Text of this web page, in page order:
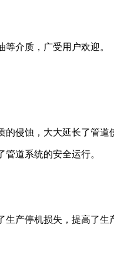
介质，广受用户欢迎。
侵蚀，大大延长了管道
道系统的安全运行。
产停机损失，提高了生